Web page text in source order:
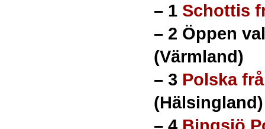
– 1 Schottis
– 2 Öppen
(Värmland)
– 3 Polska
(Hälsingland)